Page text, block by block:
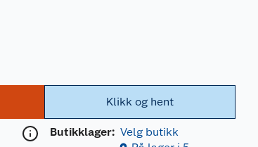
Klikk og hent
Butikklager: Velg butikk